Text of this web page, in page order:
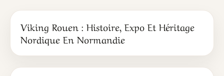
Viking Rouen : Histoire, Expo Et Héritage
Nordique En Normandie